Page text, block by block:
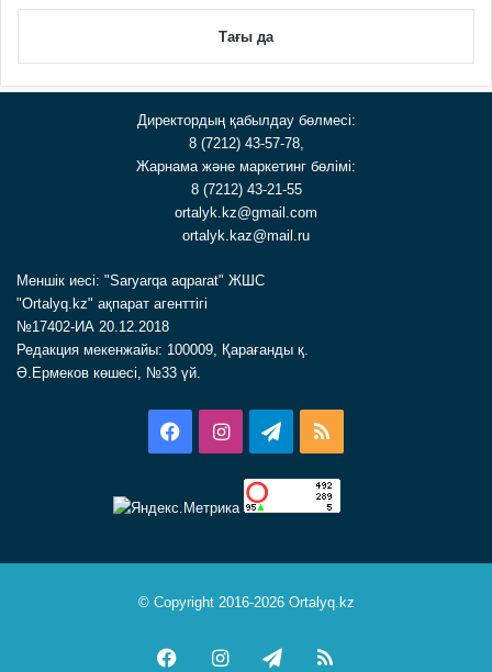
Тағы да
Директордың қабылдау бөлмесі:
8 (7212) 43-57-78,
Жарнама және маркетинг бөлімі:
8 (7212) 43-21-55
ortalyk.kz@gmail.com
ortalyk.kaz@mail.ru
Меншік иесі: "Saryarqa aqparat" ЖШС
"Ortalyq.kz" ақпарат агенттігі
№17402-ИА 20.12.2018
Редакция мекенжайы: 100009, Қарағанды қ.
Ә.Ермеков көшесі, №33 үй.
FacebookInstagramTelegram
© Copyright 2016-2026 Ortalyq.kz
FacebookInstagramTelegram